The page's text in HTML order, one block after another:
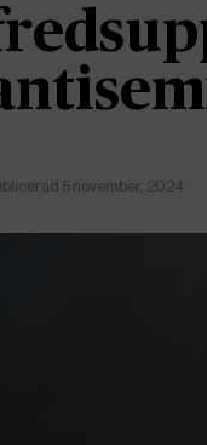
5 november, 2024